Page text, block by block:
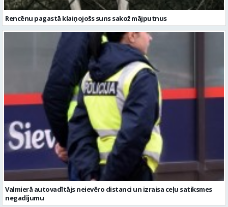
Rencēnu pagastā klaiņojošs suns sakož mājputnus
Valmierā autovadītājs neievēro distanci un izraisa ceļu satiksmes
negadījumu